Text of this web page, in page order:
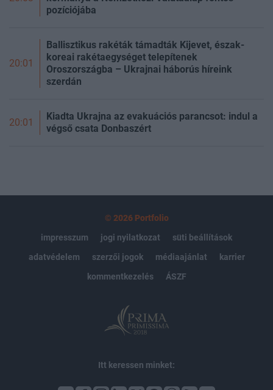
pozíciójába
20:01
Ballisztikus rakéták támadták Kijevet, észak-
koreai rakétaegységet telepítenek
Oroszországba – Ukrajnai háborús híreink
szerdán
20:01
Kiadta Ukrajna az evakuációs parancsot: indul a
végső csata Donbaszért
© 2026 Portfolio
impresszum
jogi nyilatkozat
süti beállítások
adatvédelem
szerzői jogok médiaajánlat
karrier
kommentkezelés
ÁSZF
Itt keressen minket: